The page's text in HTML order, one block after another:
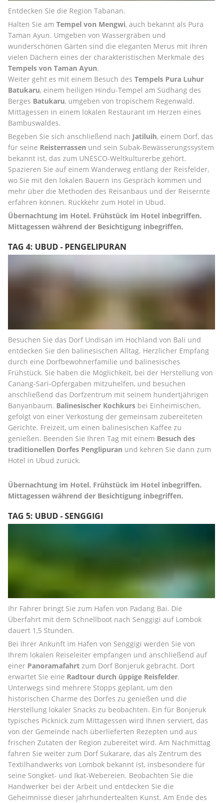
Entdecken Sie die Region Tabanan.
Halten Sie am Tempel von Mengwi, auch bekannt als Pura
Taman Ayun. Umgeben von Wassergräben und
wunderschönen Gärten sind die eleganten Merus mit ihren
Tempels von Taman Ayun.
Weiter geht es mit einem Besuch des Tempels Pura Luhur
Batukaru, einem heiligen Hindu-Tempel am Südhang des
Berges Batukaru, umgeben von tropischem Regenwald.
Mittagessen in einem lokalen Restaurant im Herzen eines
Bambuswaldes.
Begeben Sie sich anschließend nach Jatiluih, einem Dorf, das
für seine Reisterrassen und sein Subak-Bewässerungssystem
bekannt ist, das zum UNESCO-Weltkulturerbe gehört.
Spazieren Sie auf einem Wanderweg entlang der Reisfelder,
wo Sie mit den lokalen Bauern ins Gespräch kommen und
mehr über die Methoden des Reisanbaus und der Reisernte
erfahren können. Rückkehr zum Hotel in Ubud.
Übernachtung im Hotel. Frühstück im Hotel inbegriffen.
Mittagessen während der Besichtigung inbegriffen.
TAG 4: UBUD - PENGELIPURAN
Besuchen Sie das Dorf Undisan im Hochland von Bali und
entdecken Sie den balinesischen Alltag. Herzlicher Empfang
durch eine Dorfbewohnerfamilie und balinesisches
Frühstück. Sie haben die Möglichkeit, bei der Herstellung von
Canang-Sari-Opfergaben mitzuhelfen, und besuchen
anschließend das Dorfzentrum mit seinem hundertjährigen
Banyanbaum. Balinesischer Kochkurs bei Einheimischen,
gefolgt von einer Verkostung der gemeinsam zubereiteten
Gerichte. Freizeit, um einen balinesischen Kaffee zu
genießen. Beenden Sie Ihren Tag mit einem Besuch des
traditionellen Dorfes Penglipuran und kehren Sie dann zum
Hotel in Ubud zurück.
Übernachtung im Hotel. Frühstück im Hotel inbegriffen.
Mittagessen während der Besichtigung inbegriffen.
TAG 5: UBUD - SENGGIGI
Ihr Fahrer bringt Sie zum Hafen von Padang Bai. Die
Überfahrt mit dem Schnellboot nach Senggigi auf Lombok
dauert 1,5 Stunden.
Bei Ihrer Ankunft im Hafen von Senggigi werden Sie von
Ihrem lokalen Reiseleiter empfangen und anschließend auf
einer Panoramafahrt zum Dorf Bonjeruk gebracht. Dort
erwartet Sie eine Radtour durch üppige Reisfelder.
Unterwegs sind mehrere Stopps geplant, um den
historischen Charme des Dorfes zu genießen und die
Herstellung lokaler Snacks zu beobachten. Ein für Bonjeruk
typisches Picknick zum Mittagessen wird Ihnen serviert, das
von der Gemeinde nach überlieferten Rezepten und aus
frischen Zutaten der Region zubereitet wird. Am Nachmittag
fahren Sie weiter zum Dorf Sukarare, das als Zentrum des
Textilhandwerks von Lombok bekannt ist, insbesondere für
seine Songket- und Ikat-Webereien. Beobachten Sie die
Handwerker bei der Arbeit und entdecken Sie die
Geheimnisse dieser jahrhundertealten Kunst. Am Ende des